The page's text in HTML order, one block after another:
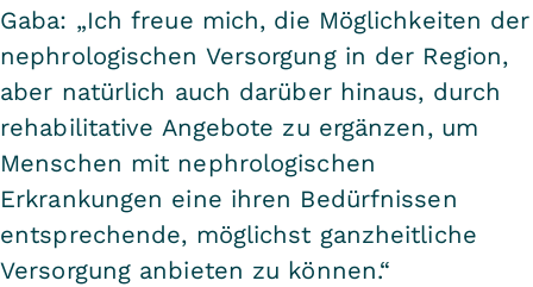
Gaba: „Ich freue mich, die Möglichkeiten der
nephrologischen Versorgung in der Region,
aber natürlich auch darüber hinaus, durch
rehabilitative Angebote zu ergänzen, um
Menschen mit nephrologischen
Erkrankungen eine ihren Bedürfnissen
entsprechende, möglichst ganzheitliche
Versorgung anbieten zu können.“